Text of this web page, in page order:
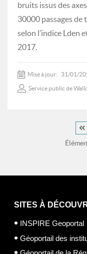
bruits issus des
30000 passages
selon l’indice Lden
2017.
Mise à jour: 31/01/
Service public de
SITES À
INSPIRE Geoportal
Géoportail des